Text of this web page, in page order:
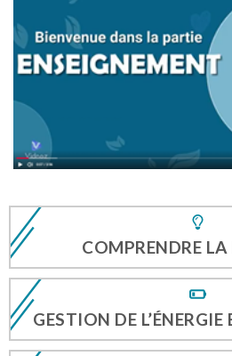
COMPRENDRE
GESTION DE